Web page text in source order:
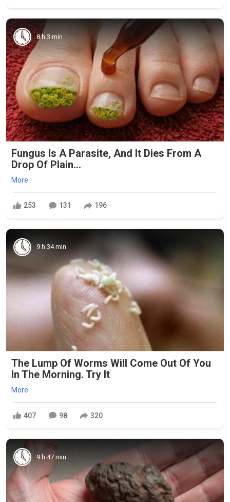
8 h 3 min
Fungus Is A Parasite, And It Dies From A
Drop Of Plain...
More
253 131 196
9 h 34 min
The Lump Of Worms Will Come Out Of You
In The Morning. Try It
More
407 98 320
9 h 47 min